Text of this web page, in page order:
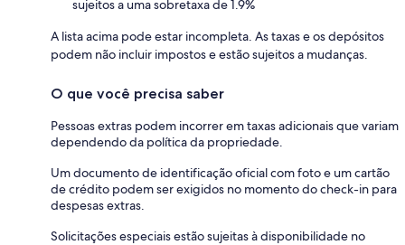
sujeitos a uma sobretaxa de 1.9%
A lista acima pode estar incompleta. As taxas e os depósitos
podem não incluir impostos e estão sujeitos a mudanças.
O que você precisa saber
Pessoas extras podem incorrer em taxas adicionais que variam
dependendo da política da propriedade.
Um documento de identificação oficial com foto e um cartão
de crédito podem ser exigidos no momento do check-in para
despesas extras.
Solicitações especiais estão sujeitas à disponibilidade no